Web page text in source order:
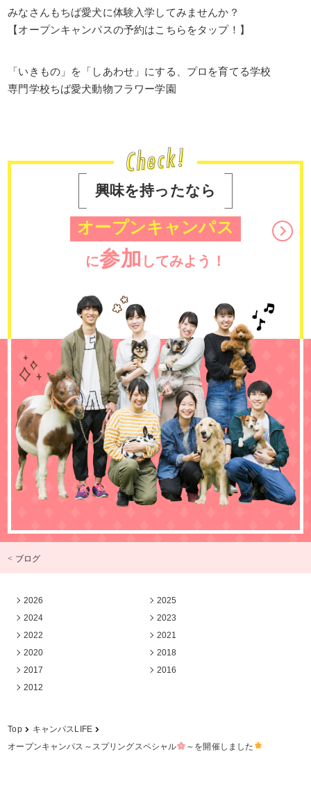
みなさんもちば愛犬に体験入学してみませんか？
【オープンキャンパスの予約はこちらをタップ！】
「いきもの」を「しあわせ」にする、プロを育てる学校
専門学校ちば愛犬動物フラワー学園
興味を持ったなら
オープンキャンパス
に参加 してみよう！
< ブログ
2026
2025
2024
2023
2022
2021
2020
2018
2017
2016
2012
Top
キャンパスLIFE
オープンキャンパス～スプリングスペシャル
～を開催しました